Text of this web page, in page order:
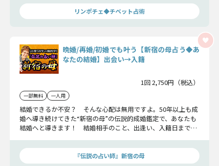
リンポチェ◆チベット占術
晩婚/再婚/初婚でも叶う【新宿の母占う◆あ
なたの結婚】出会い→入籍
1回 2,750円（税込）
一部無料 一人用
結婚できるか不安？ そんな心配は無用ですよ。50年以上も成
婚へ導き続けてきた“新宿の母”の伝説的成婚鑑定で、あなたも
結婚へと導きます！ 結婚相手のこと、出逢い、入籍日まで、
『伝説の占い師』新宿の母